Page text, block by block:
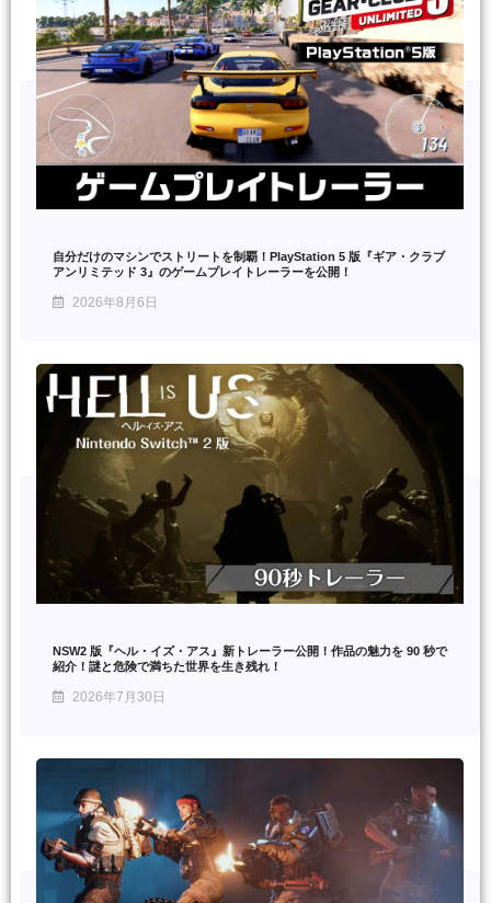
自分だけのマシンでストリートを制覇！PlayStation 5 版『ギア・クラブ
アンリミテッド 3』のゲームプレイトレーラーを公開！
2026年8月6日
NSW2 版『ヘル・イズ・アス』新トレーラー公開！作品の魅力を 90 秒で
紹介！謎と危険で満ちた世界を生き残れ！
2026年7月30日